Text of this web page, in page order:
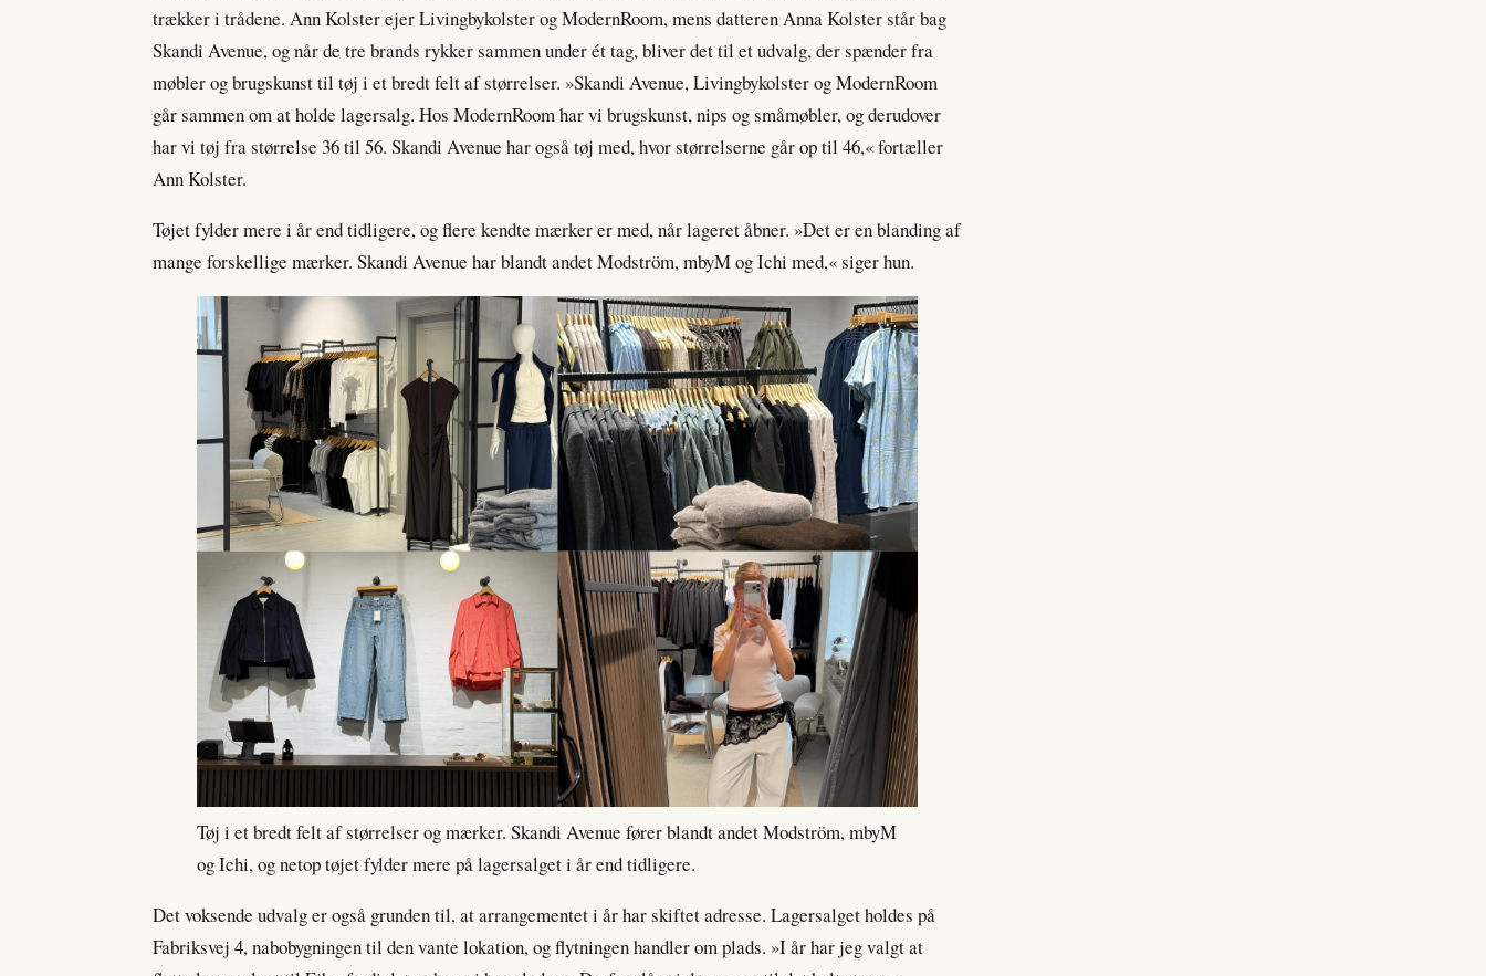
trækker i trådene. Ann Kolster ejer Livingbykolster og ModernRoom, mens datteren Anna Kolster står bag
Skandi Avenue, og når de tre brands rykker sammen under ét tag, bliver det til et udvalg, der spænder fra
møbler og brugskunst til tøj i et bredt felt af størrelser. »Skandi Avenue, Livingbykolster og ModernRoom
går sammen om at holde lagersalg. Hos ModernRoom har vi brugskunst, nips og småmøbler, og derudover
har vi tøj fra størrelse 36 til 56. Skandi Avenue har også tøj med, hvor størrelserne går op til 46,« fortæller
Ann Kolster.
Tøjet fylder mere i år end tidligere, og flere kendte mærker er med, når lageret åbner. »Det er en blanding af
mange forskellige mærker. Skandi Avenue har blandt andet Modström, mbyM og Ichi med,« siger hun.
Tøj i et bredt felt af størrelser og mærker. Skandi Avenue fører blandt andet Modström, mbyM
og Ichi, og netop tøjet fylder mere på lagersalget i år end tidligere.
Det voksende udvalg er også grunden til, at arrangementet i år har skiftet adresse. Lagersalget holdes på
Fabriksvej 4, nabobygningen til den vante lokation, og flytningen handler om plads. »I år har jeg valgt at